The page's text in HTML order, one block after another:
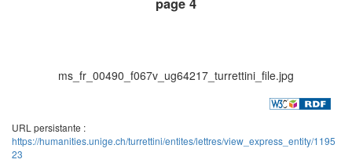
ms_fr_00490_f067v_ug64217_turrettini_file.jpg
URL persistante :
https://humanities.unige.ch/turrettini/entites/lettres/view_express_entity/1195
23